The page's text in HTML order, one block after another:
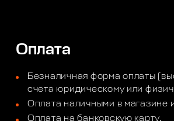
Оплата
Безналичная форма оплаты
счета юридическому или
Оплата наличными в магазине
Оплата на банковскую карту.